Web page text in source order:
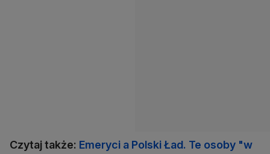
Czytaj także: Emeryci a Polski Ład. Te osoby "w